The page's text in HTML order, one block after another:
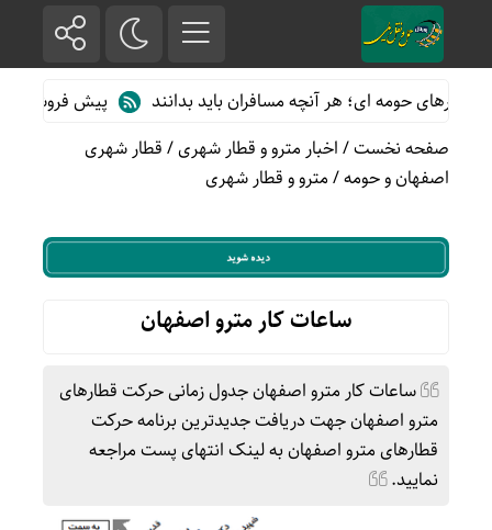
حومه ای؛ هر آنچه مسافران باید بدانند
پیش فروش بلیت
صفحه نخست/اخبار مترو و قطار شهری/قطار شهری
اصفهان و حومه/مترو و قطار شهری
ساعات کار مترو اصفهان
ساعات کار مترو اصفهان جدول زمانی حرکت قطارهای
مترو اصفهان جهت دریافت جدیدترین برنامه حرکت
قطارهای مترو اصفهان به لینک انتهای پست مراجعه
نمایید.